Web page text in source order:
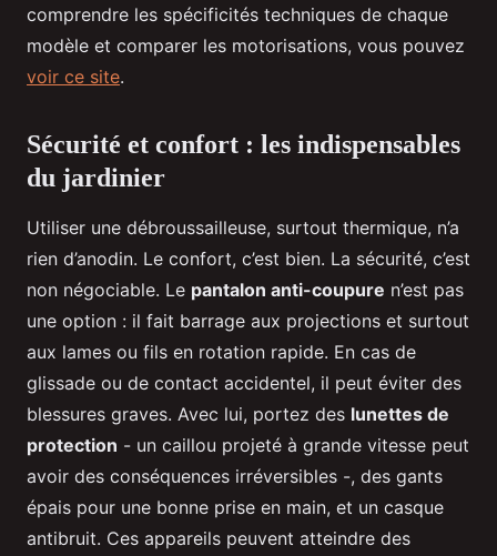
comprendre les spécificités techniques de chaque
modèle et comparer les motorisations, vous pouvez
voir ce site.
Sécurité et confort : les indispensables
du jardinier
Utiliser une débroussailleuse, surtout thermique, n’a
rien d’anodin. Le confort, c’est bien. La sécurité, c’est
non négociable. Le pantalon anti-coupure n’est pas
une option : il fait barrage aux projections et surtout
aux lames ou fils en rotation rapide. En cas de
glissade ou de contact accidentel, il peut éviter des
blessures graves. Avec lui, portez des lunettes de
protection - un caillou projeté à grande vitesse peut
avoir des conséquences irréversibles -, des gants
épais pour une bonne prise en main, et un casque
antibruit. Ces appareils peuvent atteindre des